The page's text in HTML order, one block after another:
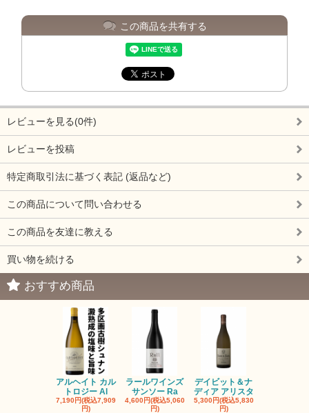
この商品を共有する
レビューを見る(0件)
レビューを投稿
特定商取引法に基づく表記 (返品など)
この商品について問い合わせる
この商品を友達に教える
買い物を続ける
おすすめ商品
アルヘイト カル
トロジー Al
7,190円(税込7,909
円)
ラールワインズ
サンソー Ra
4,600円(税込5,060
円)
デイビット＆ナ
ディア アリスタ
5,300円(税込5,830
円)